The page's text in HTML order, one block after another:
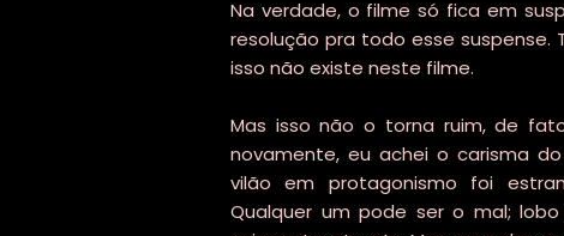
Na verdade, o filme só fica em
resolução pra todo esse suspense.
isso não existe neste filme.
Mas isso não o torna ruim, de
novamente, eu achei o carisma
vilão em protagonismo foi
Qualquer um pode ser o mal;